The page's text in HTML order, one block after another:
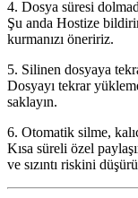
4. Dosya süresi
Şu anda Hostize
kurmanızı öneririz.
5. Silinen dosyaya
Dosyayı tekrar
saklayın.
6. Otomatik silme,
Kısa süreli özel
ve sızıntı riskini